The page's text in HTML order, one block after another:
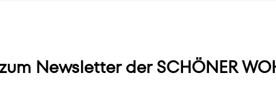
Newsletter der SCHÖNER